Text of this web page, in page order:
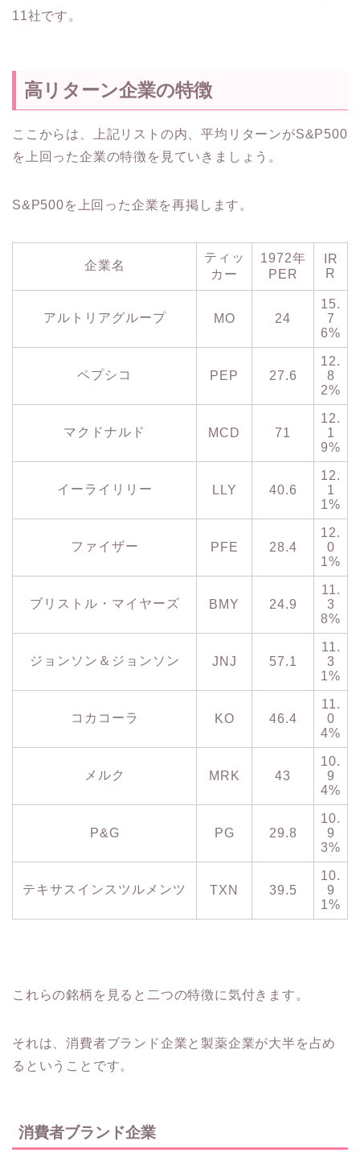
11社です。
高リターン企業の特徴
ここからは、上記リストの内、平均リターンがS&P500
を上回った企業の特徴を見ていきましょう。
S&P500を上回った企業を再掲します。
企業名
ティッ
カー
1972年
PER
IR
R
アルトリアグループ MO 24
15.
7
6%
ペプシコ PEP 27.6
12.
8
2%
マクドナルド MCD 71
12.
1
9%
イーライリリー LLY 40.6
12.
1
1%
ファイザー PFE 28.4
12.
0
1%
ブリストル・マイヤーズ BMY 24.9
11.
3
8%
ジョンソン＆ジョンソン JNJ 57.1
11.
3
1%
コカコーラ KO 46.4
11.
0
4%
メルク MRK 43
10.
9
4%
P&G PG 29.8
10.
9
3%
テキサスインスツルメンツ TXN 39.5
10.
9
1%
これらの銘柄を見ると二つの特徴に気付きます。
それは、消費者ブランド企業と製薬企業が大半を占め
るということです。
消費者ブランド企業